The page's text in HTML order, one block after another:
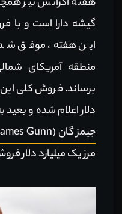
این هفته، موفق
دلار اعلام شده و
جیمز گان (James Gunn)‌
مرز یک میلیارد دلار